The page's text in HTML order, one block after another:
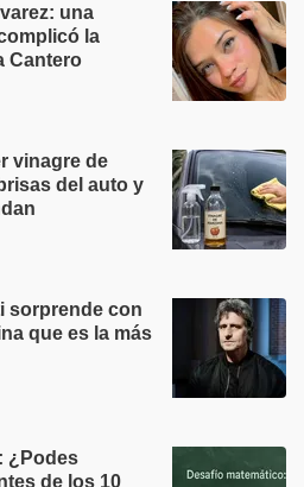
una
la
Cantero
vinagre de
del auto y
sorprende con
que es la más
¿Podes
de los 10